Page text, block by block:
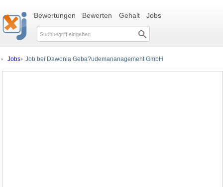
Bewertungen Bewerten Gehalt Jobs
Jobs Job bei Dawonia Geba?udemananagement GmbH